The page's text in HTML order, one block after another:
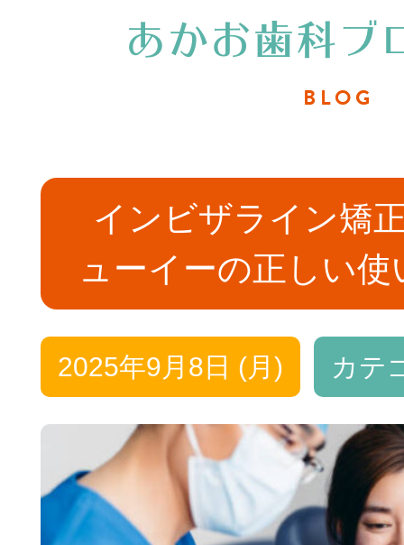
院長・スタッフ
院内紹介
治療費について
あかお歯科ブ
BLOG
インビザライン矯
ューイーの正しい
2025年9月8日 (月) カテ